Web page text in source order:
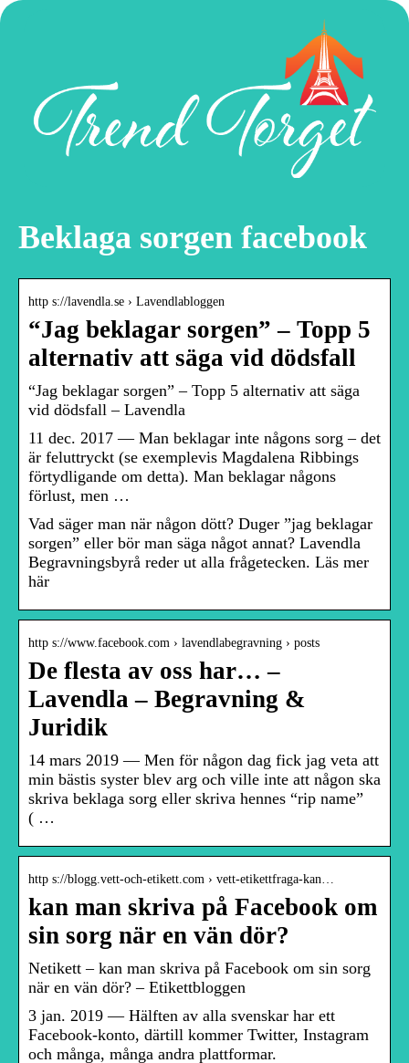
Beklaga sorgen facebook
http s://lavendla.se › Lavendlabloggen
“Jag beklagar sorgen” – Topp 5
alternativ att säga vid dödsfall
“Jag beklagar sorgen” – Topp 5 alternativ att säga
vid dödsfall – Lavendla
11 dec. 2017 — Man beklagar inte någons sorg – det
är feluttryckt (se exemplevis Magdalena Ribbings
förtydligande om detta). Man beklagar någons
förlust, men …
Vad säger man när någon dött? Duger ”jag beklagar
sorgen” eller bör man säga något annat? Lavendla
Begravningsbyrå reder ut alla frågetecken. Läs mer
här
http s://www.facebook.com › lavendlabegravning › posts
De flesta av oss har… –
Lavendla – Begravning &
Juridik
14 mars 2019 — Men för någon dag fick jag veta att
min bästis syster blev arg och ville inte att någon ska
skriva beklaga sorg eller skriva hennes “rip name”
( …
http s://blogg.vett-och-etikett.com › vett-etikettfraga-kan…
kan man skriva på Facebook om
sin sorg när en vän dör?
Netikett – kan man skriva på Facebook om sin sorg
när en vän dör? – Etikettbloggen
3 jan. 2019 — Hälften av alla svenskar har ett
Facebook-konto, därtill kommer Twitter, Instagram
och många, många andra plattformar.